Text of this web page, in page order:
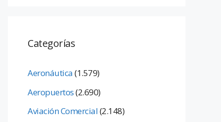
Categorías
Aeronáutica(1.579)
Aeropuertos(2.690)
Aviación Comercial(2.148)